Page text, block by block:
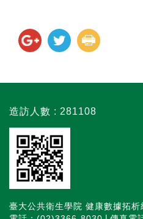
造訪人數 : 281108
臺大公共衛生學院 健康數據拓析